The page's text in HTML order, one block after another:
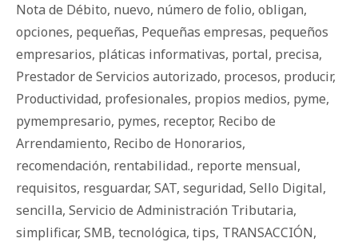
Nota de Débito, nuevo, número de folio, obligan,
opciones, pequeñas, Pequeñas empresas, pequeños
empresarios, pláticas informativas, portal, precisa,
Prestador de Servicios autorizado, procesos, producir,
Productividad, profesionales, propios medios, pyme,
pymempresario, pymes, receptor, Recibo de
Arrendamiento, Recibo de Honorarios,
recomendación, rentabilidad., reporte mensual,
requisitos, resguardar, SAT, seguridad, Sello Digital,
sencilla, Servicio de Administración Tributaria,
simplificar, SMB, tecnológica, tips, TRANSACCIÓN,